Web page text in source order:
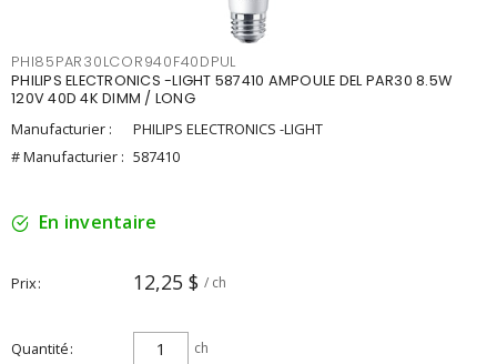
PHI85PAR30LCOR940F40DPUL
PHILIPS ELECTRONICS -LIGHT 587410 AMPOULE DEL PAR30 8.5W
120V 40D 4K DIMM / LONG
Manufacturier :
PHILIPS ELECTRONICS -LIGHT
# Manufacturier : 587410
En inventaire
Prix 12,25 $ / ch
Quantité ch